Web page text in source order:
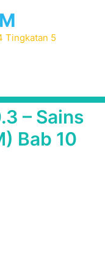
Tingkatan 5
– Sains
Bab 10